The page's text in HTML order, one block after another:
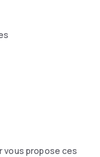
vous propose ces